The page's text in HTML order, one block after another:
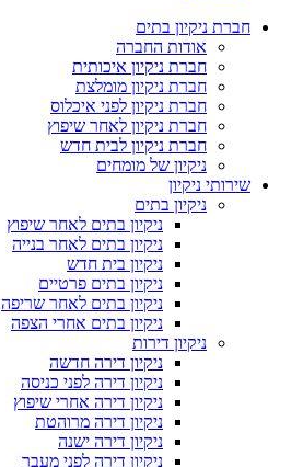
חברת ניקיון בתים
אודות החברה
חברת ניקיון איכותית
חברת ניקיון מומלצת
חברת ניקיון לפני איכלוס
חברת ניקיון לאחר שיפוץ
חברת ניקיון לבית חדש
ניקיון של מומחים
שירותי ניקיון
ניקיון בתים
ניקיון בתים לאחר שיפוץ
ניקיון בתים לאחר בנייה
ניקיון בית חדש
ניקיון בתים פרטיים
ניקיון בתים לאחר שריפה
ניקיון בתים אחרי הצפה
ניקיון דירות
ניקיון דירה חדשה
ניקיון דירה לפני כניסה
ניקיון דירה אחרי שיפוץ
ניקיון דירה מרוהטת
ניקיון דירה ישנה
ניקיון דירה לפני מעבר